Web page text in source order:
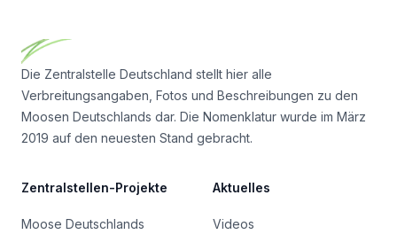
Die Zentralstelle Deutschland stellt hier alle
Verbreitungsangaben, Fotos und Beschreibungen zu den
Moosen Deutschlands dar. Die Nomenklatur wurde im März
2019 auf den neuesten Stand gebracht.
Zentralstellen-Projekte
Moose Deutschlands
Aktuelles
Videos